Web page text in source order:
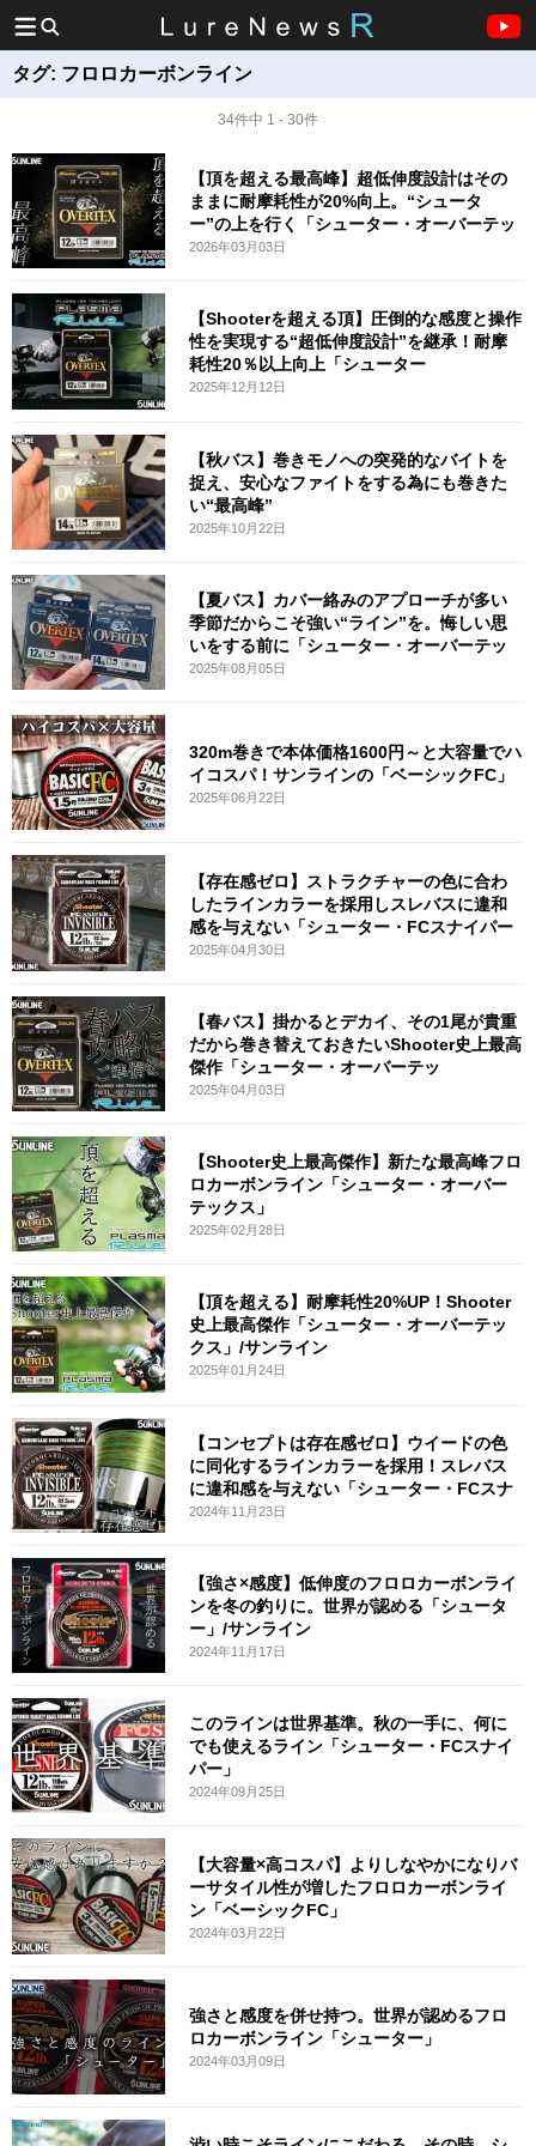
タグ: フロロカーボンライン
34件中 1 - 30件
【頂を超える最高峰】超低伸度設計はその
ままに耐摩耗性が20%向上。“シュータ
ー”の上を行く「シューター・オーバーテッ
2026年03月03日
【Shooterを超える頂】圧倒的な感度と操作
性を実現する“超低伸度設計”を継承！耐摩
耗性20％以上向上「シューター
2025年12月12日
【秋バス】巻きモノへの突発的なバイトを
捉え、安心なファイトをする為にも巻きた
い“最高峰”
2025年10月22日
【夏バス】カバー絡みのアプローチが多い
季節だからこそ強い“ライン”を。悔しい思
いをする前に「シューター・オーバーテッ
2025年08月05日
320m巻きで本体価格1600円～と大容量でハ
イコスパ！サンラインの「ベーシックFC」
2025年06月22日
【存在感ゼロ】ストラクチャーの色に合わ
したラインカラーを採用しスレバスに違和
感を与えない「シューター・FCスナイパー
2025年04月30日
【春バス】掛かるとデカイ、その1尾が貴重
だから巻き替えておきたいShooter史上最高
傑作「シューター・オーバーテッ
2025年04月03日
【Shooter史上最高傑作】新たな最高峰フロ
ロカーボンライン「シューター・オーバー
テックス」
2025年02月28日
【頂を超える】耐摩耗性20%UP！Shooter
史上最高傑作「シューター・オーバーテッ
クス」/サンライン
2025年01月24日
【コンセプトは存在感ゼロ】ウイードの色
に同化するラインカラーを採用！スレバス
に違和感を与えない「シューター・FCスナ
2024年11月23日
【強さ×感度】低伸度のフロロカーボンライ
ンを冬の釣りに。世界が認める「シュータ
ー」/サンライン
2024年11月17日
このラインは世界基準。秋の一手に、何に
でも使えるライン「シューター・FCスナイ
パー」
2024年09月25日
【大容量×高コスパ】よりしなやかになりバ
ーサタイル性が増したフロロカーボンライ
ン「ベーシックFC」
2024年03月22日
強さと感度を併せ持つ。世界が認めるフロ
ロカーボンライン「シューター」
2024年03月09日